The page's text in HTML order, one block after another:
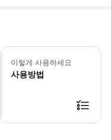
LA 다운타운의 그랜드 센트럴 마켓에
이렇게 사용하세요
사용방법